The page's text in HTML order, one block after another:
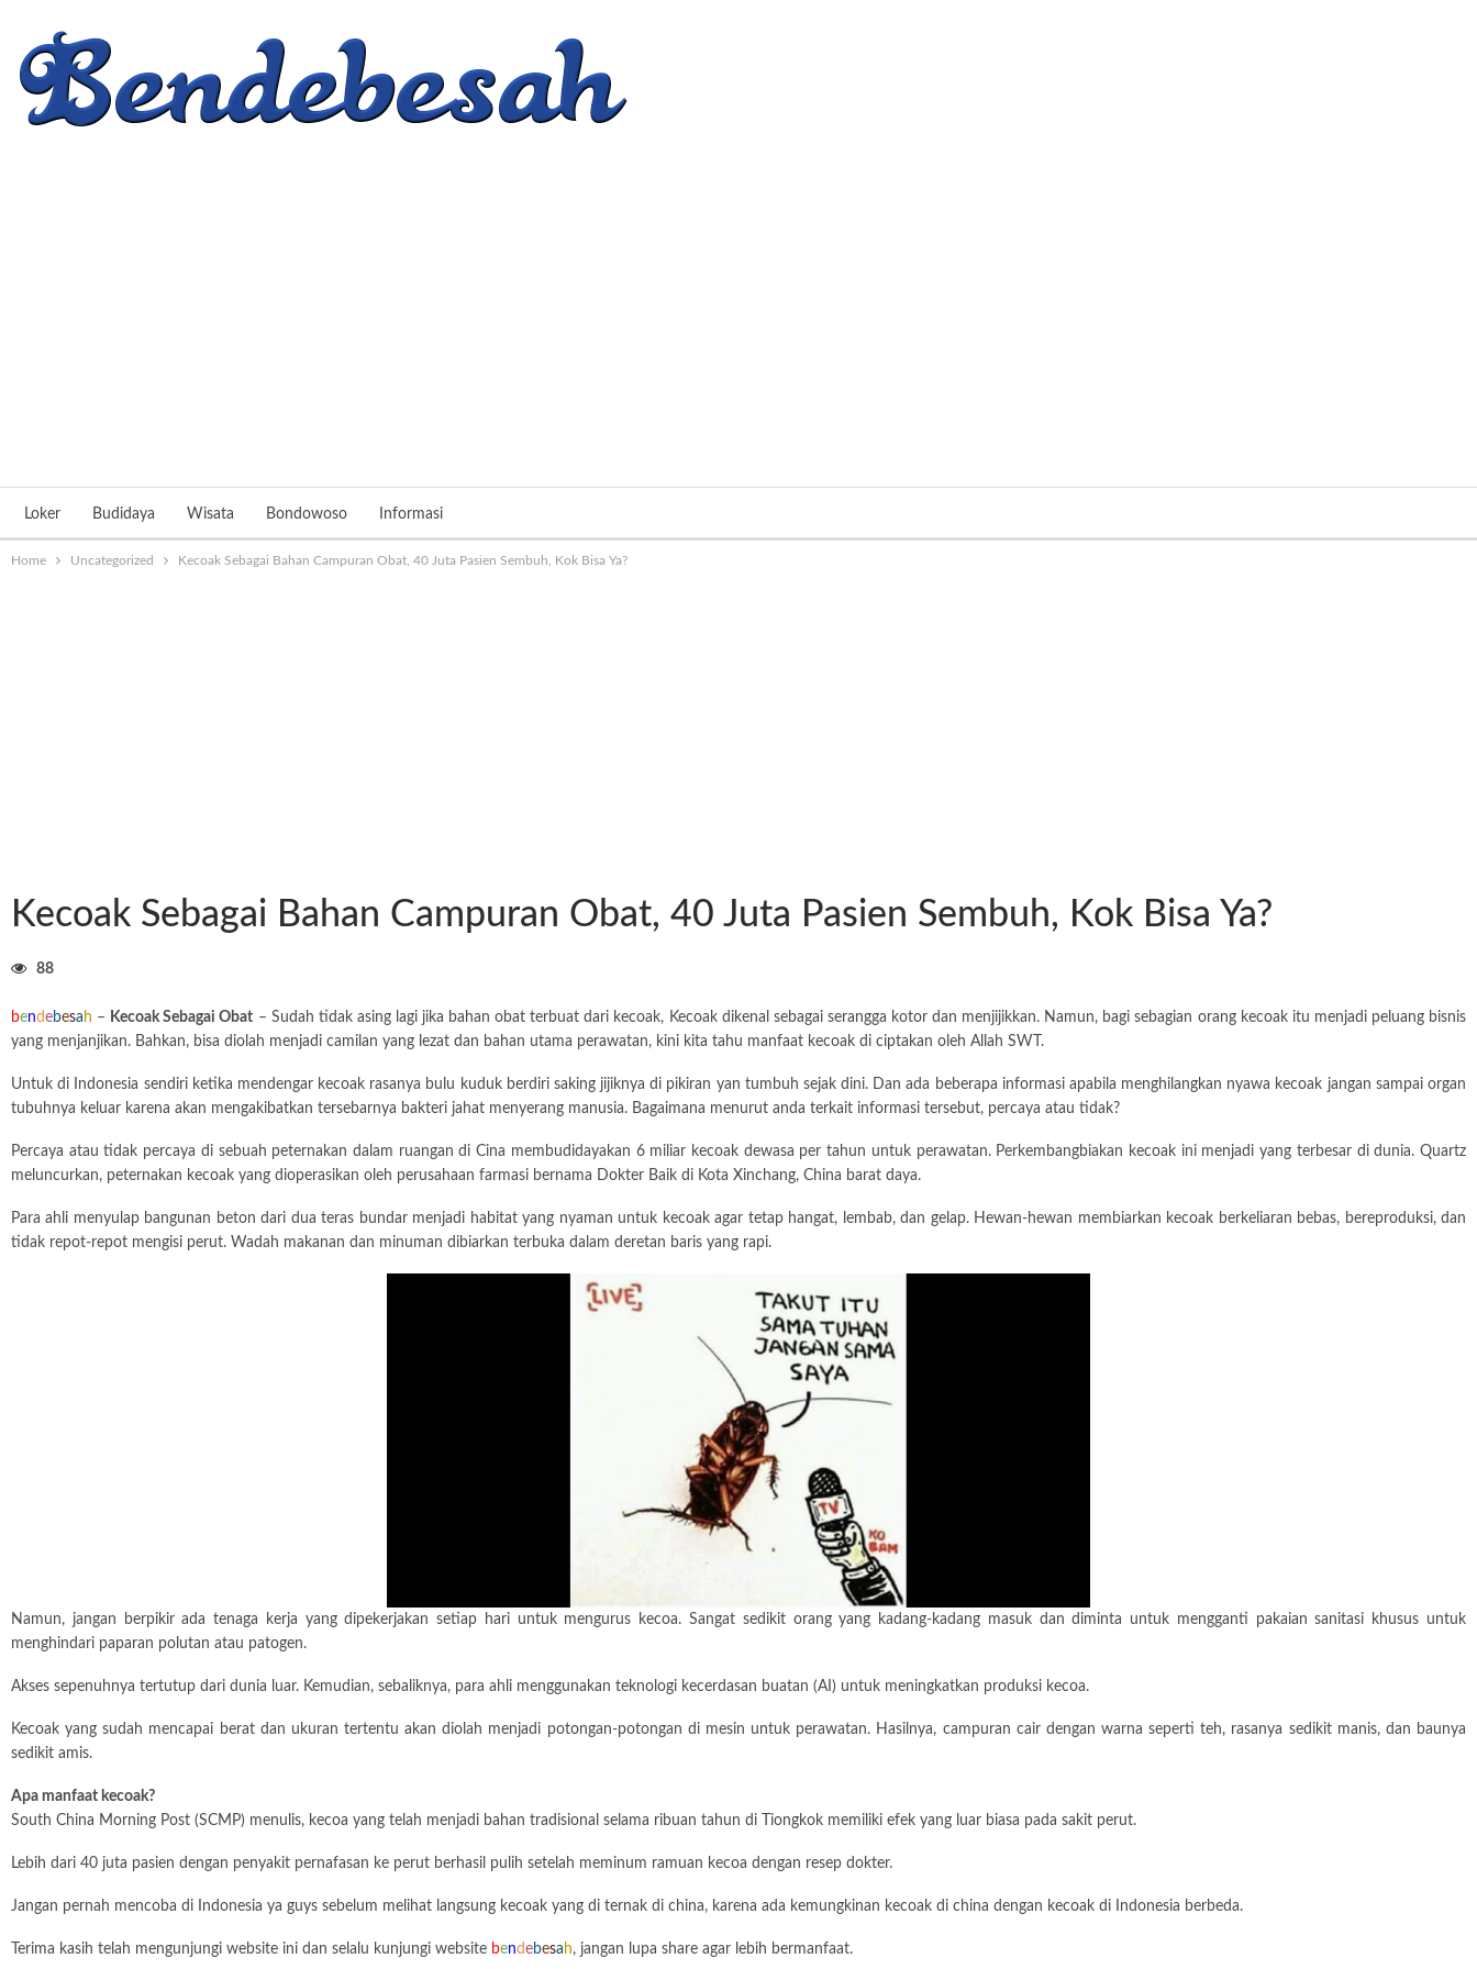
Loker Budidaya Wisata Bondowoso Informasi
Home Uncategorized Kecoak Sebagai Bahan Campuran Obat, 40 Juta Pasien Sembuh, Kok Bisa Ya?
Kecoak Sebagai Bahan Campuran Obat, 40 Juta Pasien Sembuh, Kok Bisa Ya?
88
bendebesa h – Kecoak Sebagai Obat – Sudah tidak asing lagi jika bahan obat terbuat dari kecoak, Kecoak dikenal sebagai serangga kotor dan menjijikkan. Namun, bagi sebagian orang kecoak itu menjadi peluang bisnis
yang menjanjikan. Bahkan, bisa diolah menjadi camilan yang lezat dan bahan utama perawatan, kini kita tahu manfaat kecoak di ciptakan oleh Allah SWT.
Untuk di Indonesia sendiri ketika mendengar kecoak rasanya bulu kuduk berdiri saking jijiknya di pikiran yan tumbuh sejak dini. Dan ada beberapa informasi apabila menghilangkan nyawa kecoak jangan sampai organ
tubuhnya keluar karena akan mengakibatkan tersebarnya bakteri jahat menyerang manusia. Bagaimana menurut anda terkait informasi tersebut, percaya atau tidak?
Percaya atau tidak percaya di sebuah peternakan dalam ruangan di Cina membudidayakan 6 miliar kecoak dewasa per tahun untuk perawatan. Perkembangbiakan kecoak ini menjadi yang terbesar di dunia. Quartz
meluncurkan, peternakan kecoak yang dioperasikan oleh perusahaan farmasi bernama Dokter Baik di Kota Xinchang, China barat daya.
Para ahli menyulap bangunan beton dari dua teras bundar menjadi habitat yang nyaman untuk kecoak agar tetap hangat, lembab, dan gelap. Hewan-hewan membiarkan kecoak berkeliaran bebas, bereproduksi, dan
tidak repot-repot mengisi perut. Wadah makanan dan minuman dibiarkan terbuka dalam deretan baris yang rapi.
Namun, jangan berpikir ada tenaga kerja yang dipekerjakan setiap hari untuk mengurus kecoa. Sangat sedikit orang yang kadang-kadang masuk dan diminta untuk mengganti pakaian sanitasi khusus untuk
menghindari paparan polutan atau patogen.
Akses sepenuhnya tertutup dari dunia luar. Kemudian, sebaliknya, para ahli menggunakan teknologi kecerdasan buatan (AI) untuk meningkatkan produksi kecoa.
Kecoak yang sudah mencapai berat dan ukuran tertentu akan diolah menjadi potongan-potongan di mesin untuk perawatan. Hasilnya, campuran cair dengan warna seperti teh, rasanya sedikit manis, dan baunya
sedikit amis.
Apa manfaat kecoak?
South China Morning Post (SCMP) menulis, kecoa yang telah menjadi bahan tradisional selama ribuan tahun di Tiongkok memiliki efek yang luar biasa pada sakit perut.
Lebih dari 40 juta pasien dengan penyakit pernafasan ke perut berhasil pulih setelah meminum ramuan kecoa dengan resep dokter.
Jangan pernah mencoba di Indonesia ya guys sebelum melihat langsung kecoak yang di ternak di china, karena ada kemungkinan kecoak di china dengan kecoak di Indonesia berbeda.
Terima kasih telah mengunjungi website ini dan selalu kunjungi website bendebesa h, jangan lupa share agar lebih bermanfaat.